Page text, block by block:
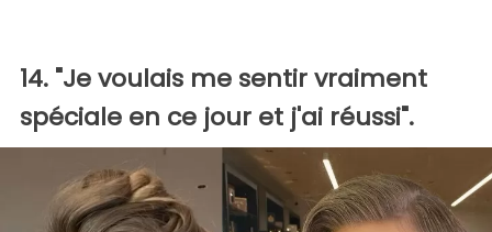
14. "Je voulais me sentir vraiment
spéciale en ce jour et j'ai réussi".